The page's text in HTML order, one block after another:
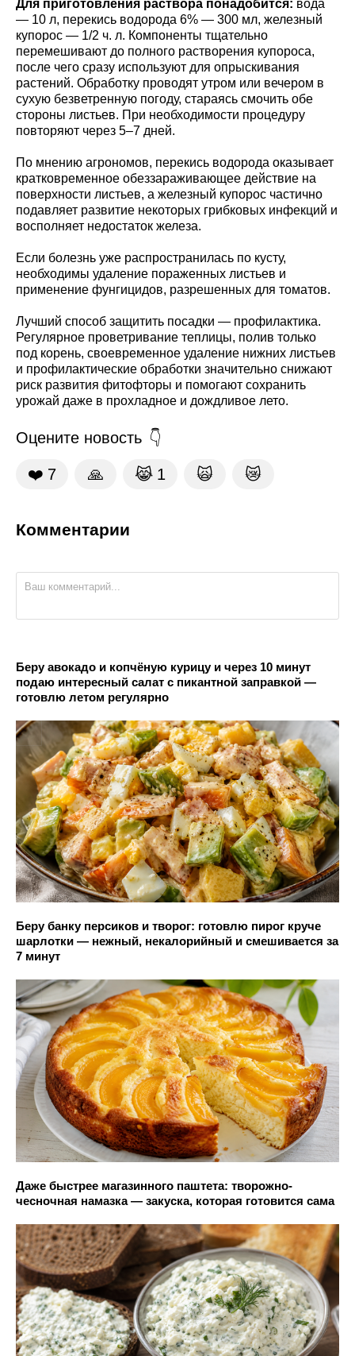
Для приготовления раствора понадобится: вода
— 10 л, перекись водорода 6% — 300 мл, железный
купорос — 1/2 ч. л. Компоненты тщательно
перемешивают до полного растворения купороса,
после чего сразу используют для опрыскивания
растений. Обработку проводят утром или вечером в
сухую безветренную погоду, стараясь смочить обе
стороны листьев. При необходимости процедуру
повторяют через 5–7 дней.
По мнению агрономов, перекись водорода оказывает
кратковременное обеззараживающее действие на
поверхности листьев, а железный купорос частично
подавляет развитие некоторых грибковых инфекций и
восполняет недостаток железа.
Если болезнь уже распространилась по кусту,
необходимы удаление пораженных листьев и
применение фунгицидов, разрешенных для томатов.
Лучший способ защитить посадки — профилактика.
Регулярное проветривание теплицы, полив только
под корень, своевременное удаление нижних листьев
и профилактические обработки значительно снижают
риск развития фитофторы и помогают сохранить
урожай даже в прохладное и дождливое лето.
Оцените новость
❤️ 7 🙏 😹 1 🙀 😿
Комментарии
Беру авокадо и копчёную курицу и через 10 минут
подаю интересный салат с пикантной заправкой —
готовлю летом регулярно
Беру банку персиков и творог: готовлю пирог круче
шарлотки — нежный, некалорийный и смешивается за
7 минут
Даже быстрее магазинного паштета: творожно-
чесночная намазка — закуска, которая готовится сама